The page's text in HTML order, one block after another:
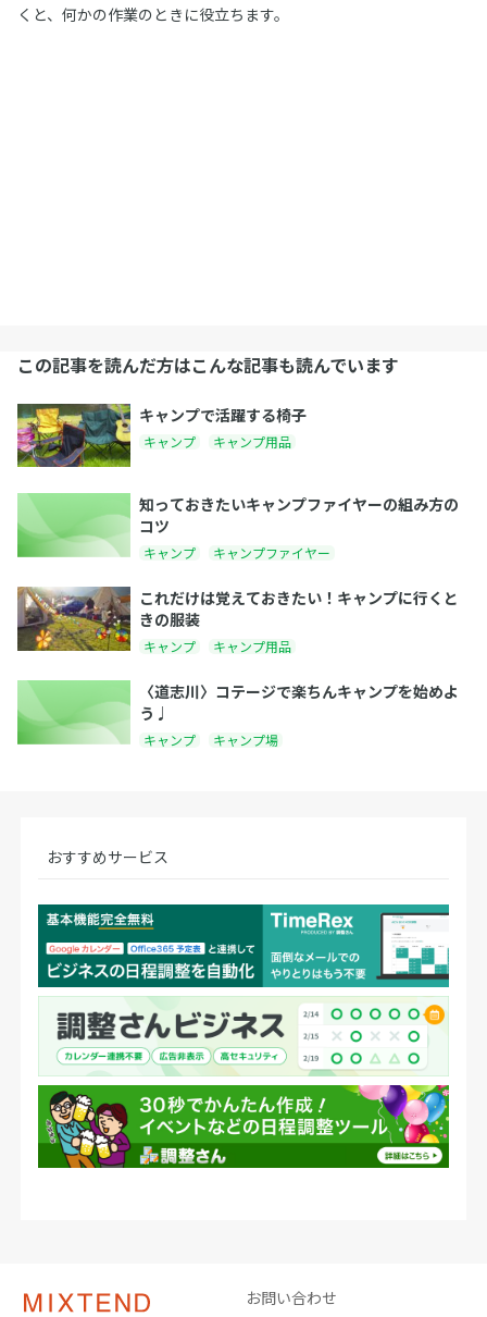
くと、何かの作業のときに役立ちます。
この記事を読んだ方はこんな記事も読んでいます
キャンプで活躍する椅子
キャンプ キャンプ用品
知っておきたいキャンプファイヤーの組み方の
コツ
キャンプ キャンプファイヤー
これだけは覚えておきたい！キャンプに行くと
きの服装
キャンプ キャンプ用品
〈道志川〉コテージで楽ちんキャンプを始めよ
う♩
キャンプ キャンプ場
おすすめサービス
お問い合わせ